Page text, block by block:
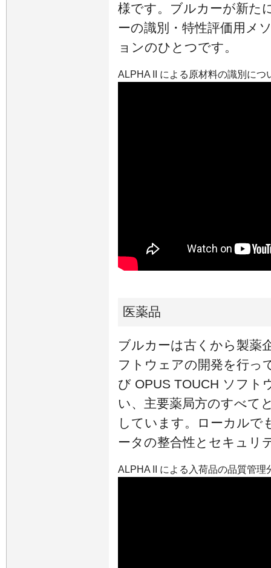
様です。ブルカーが新た
ーの識別・特性評価用メ
ョンのひとつです。
ALPHA II による原材料の識別につ
医薬品
ブルカーは古くから製薬
フトウェアの開発を行っ
び OPUS TOUCH ソフト
い、主要薬局方のすべて
しています。ローカルで
ータの整合性とセキュリ
ALPHA II による入荷品の品質管理